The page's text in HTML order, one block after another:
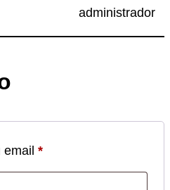
administrador
email *Obrigatório